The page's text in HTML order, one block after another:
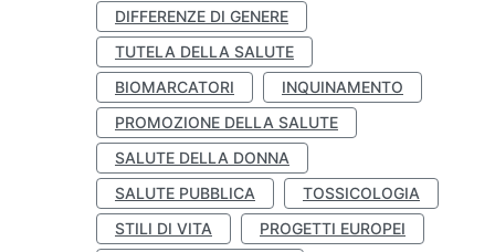
DIFFERENZE DI GENERE
TUTELA DELLA SALUTE
BIOMARCATORI
INQUINAMENTO
PROMOZIONE DELLA SALUTE
SALUTE DELLA DONNA
SALUTE PUBBLICA
TOSSICOLOGIA
STILI DI VITA
PROGETTI EUROPEI